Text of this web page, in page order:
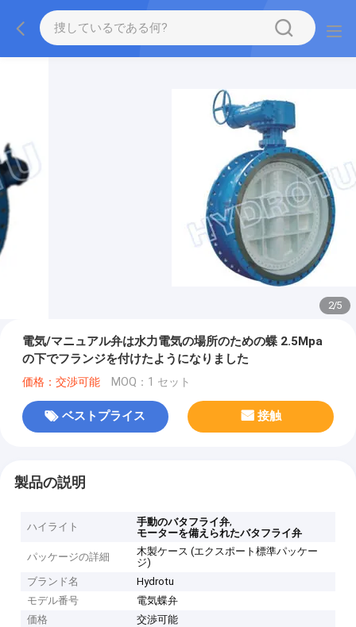
2/5
電気/マニュアル弁は水力電気の場所のための蝶 2.5Mpa
の下でフランジを付けたようになりました
価格：交渉可能 MOQ：1 セット
ベストプライス 接触
製品の説明
ハイライト 手動のバタフライ弁,
モーターを備えられたバタフライ弁
パッケージの詳細
木製ケース (エクスポート標準パッケー
ジ)
ブランド名
Hydrotu
モデル番号
電気蝶弁
価格
交渉可能